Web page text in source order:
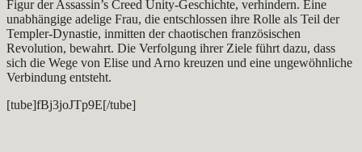
Figur der Assassin’s Creed Unity-Geschichte, verhindern. Eine
unabhängige adelige Frau, die entschlossen ihre Rolle als Teil der
Templer-Dynastie, inmitten der chaotischen französischen
Revolution, bewahrt. Die Verfolgung ihrer Ziele führt dazu, dass
sich die Wege von Elise und Arno kreuzen und eine ungewöhnliche
Verbindung entsteht.
[tube]fBj3joJTp9E[/tube]